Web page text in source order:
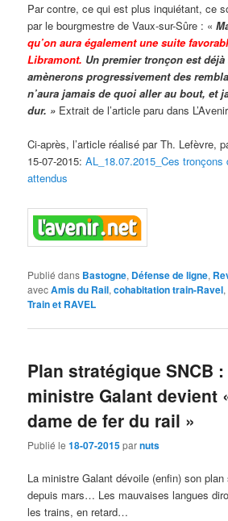
Par contre, ce qui est plus inquiétant, ce
par le bourgmestre de Vaux-sur-Sûre : «
qu’on aura également une suite
Libramont. Un premier tronçon est déjà
amènerons progressivement des
n’aura jamais de quoi aller au bout, et
dur. » Extrait de l’article paru dans
Ci-après, l’article réalisé par Th. Lefèvre,
15-07-2015:AL_18.07.2015_Ces tronçons
attendus
Publié dans Bastogne, Défense de ligne,
avecAmis du Rail,cohabitation train-Ravel,
Train et RAVEL
Plan stratégique SNCB :
ministre Galant devient
dame de fer du rail »
Publié le18-07-2015parnuts
La ministre Galant dévoile (enfin) son
depuis mars… Les mauvaises langues
les trains, en retard…